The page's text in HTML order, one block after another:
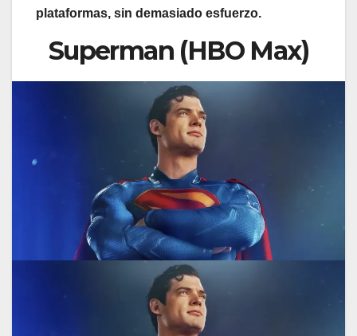
plataformas, sin demasiado esfuerzo.
Superman (HBO Max)